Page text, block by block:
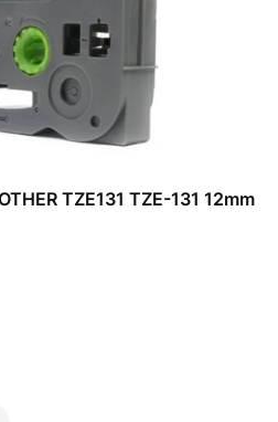
TZE131 TZE-131 12mm